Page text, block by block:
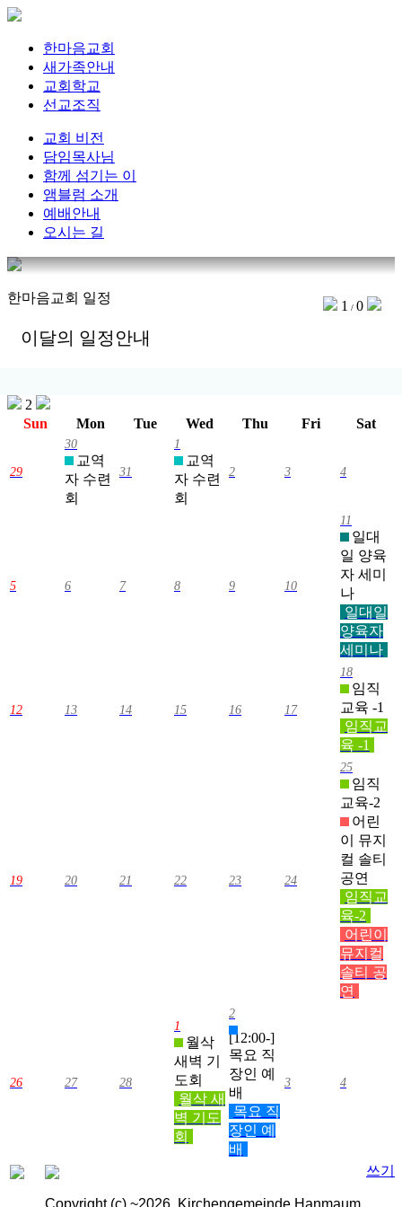
한마음교회
새가족안내
교회학교
선교조직
교회 비전
담임목사님
함께 섬기는 이
앰블럼 소개
예배안내
오시는 길
한마음교회 일정
이달의 일정안내
1 / 0
2
Sun
Mon Tue Wed Thu Fri Sat
29
30
교역
자 수련
회
31
1
교역
자 수련
회
2 3 4
5 6 7 8 9 10
11
일대
일 양육
자 세미
나
일대일
양육자
세미나
12 13 14 15 16 17
18
임직
교육 -1
임직교
육 -1
19 20 21 22 23 24
25
임직
교육-2
어린
이 뮤지
컬 솔티
공연
임직교
육-2
어린이
뮤지컬
솔티 공
연
26 27 28
1
월삭
새벽 기
도회
월삭 새
벽 기도
회
2
[12:00-]
목요 직
장인 예
배
목요 직
장인 예
배
3 4
쓰기
Copyright (c) ~2026, Kirchengemeinde Hanmaum